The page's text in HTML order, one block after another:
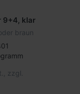
9+4, klar
braun
zzgl.